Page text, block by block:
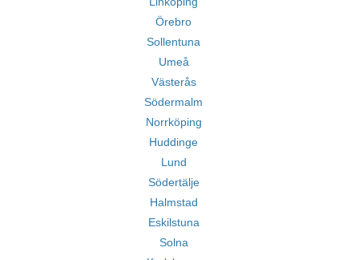
Örebro
Sollentuna
Umeå
Västerås
Södermalm
Norrköping
Huddinge
Lund
Södertälje
Halmstad
Eskilstuna
Solna